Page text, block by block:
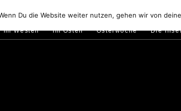
di Orosei Im Norden Im Süden
Im Westen Im Osten Osterwoche Die
Du die Website weiter nutzen, gehen wir von